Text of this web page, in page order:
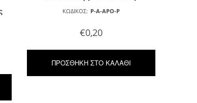
ΚΩΔΙΚΌΣ: P-A-APO-P
€0,20
ΠΡΟΣΘΉΚΗ ΣΤΟ ΚΑΛΆΘΙ